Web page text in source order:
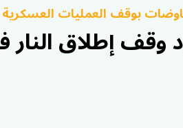
بوقف العمليات العسكرية
إطلاق